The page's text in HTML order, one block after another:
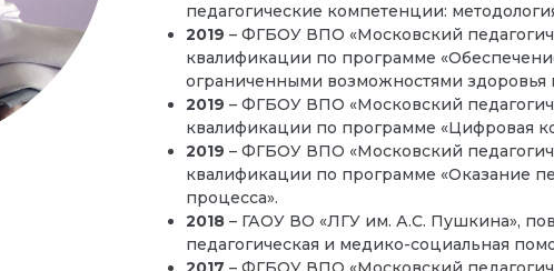
педагогические компетенции:
2019– ФГБОУ ВПО «Московский
квалификации по программе
ограниченными возможностями здоровья
2019 – ФГБОУ ВПО «Московский
квалификации по программе «Цифровая
2019 – ФГБОУ ВПО «Московский
квалификации по программе «Оказание
процесса».
2018 – ГАОУ ВО «ЛГУ им. А.С. Пушкина»,
педагогическая и медико-социальная